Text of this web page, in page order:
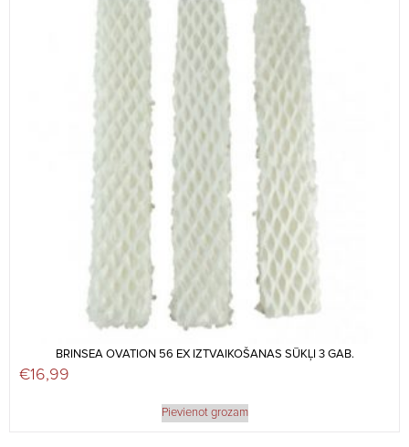
BRINSEA OVATION 56 EX IZTVAIKOŠANAS SŪKĻI 3 GAB.
€16,99
Pievienot grozam